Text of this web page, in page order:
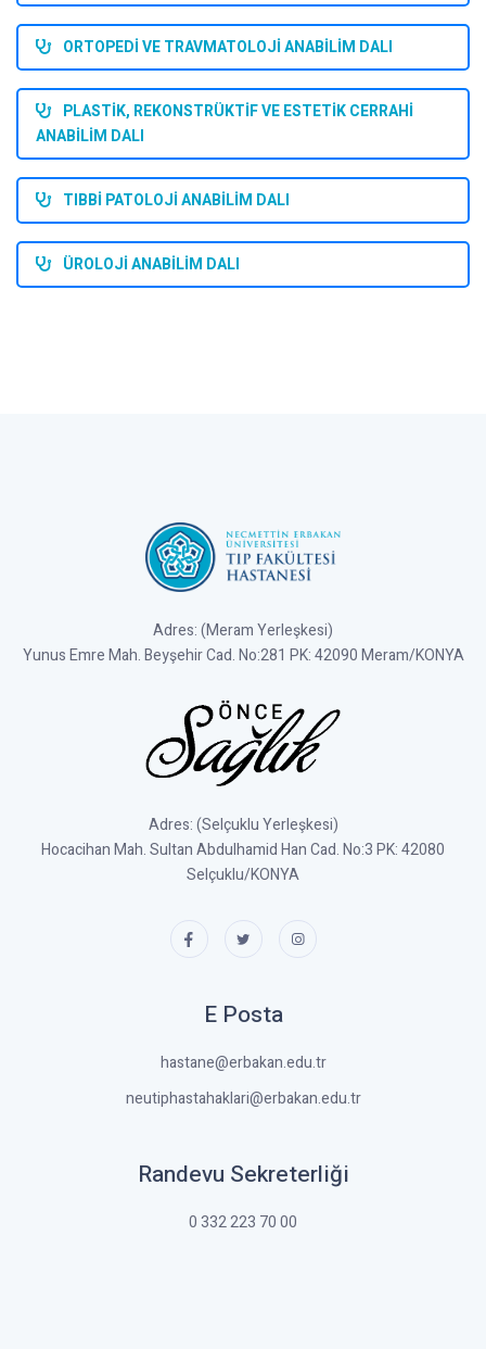
ORTOPEDİ VE TRAVMATOLOJİ ANABİLİM DALI
PLASTİK, REKONSTRÜKTİF VE ESTETİK CERRAHİ
ANABİLİM DALI
TIBBİ PATOLOJİ ANABİLİM DALI
ÜROLOJİ ANABİLİM DALI
Adres: (Meram Yerleşkesi)
Yunus Emre Mah. Beyşehir Cad. No:281 PK: 42090 Meram/KONYA
Adres: (Selçuklu Yerleşkesi)
Hocacihan Mah. Sultan Abdulhamid Han Cad. No:3 PK: 42080
Selçuklu/KONYA
E Posta
hastane@erbakan.edu.tr
neutiphastahaklari@erbakan.edu.tr
Randevu Sekreterliği
0 332 223 70 00